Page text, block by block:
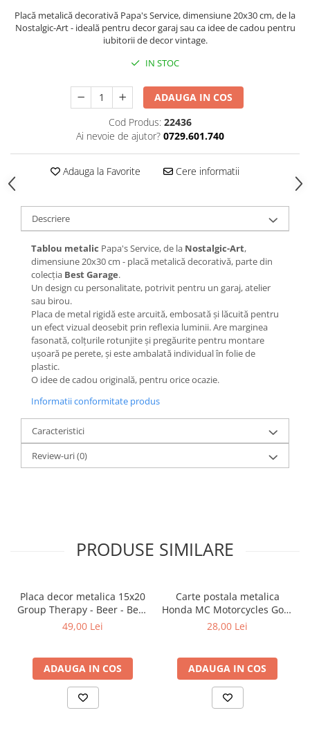
Placă metalică decorativă Papa's Service, dimensiune 20x30 cm, de la
Nostalgic-Art - ideală pentru decor garaj sau ca idee de cadou pentru
iubitorii de decor vintage.
IN STOC
ADAUGA IN COS
Cod Produs: 22436
Ai nevoie de ajutor? 0729.601.740
Adauga la Favorite Cere informatii
Descriere
Tablou metalic Papa's Service, de la Nostalgic-Art,
dimensiune 20x30 cm - placă metalică decorativă, parte din
colecția Best Garage.
Un design cu personalitate, potrivit pentru un garaj, atelier
sau birou.
Placa de metal rigidă este arcuită, embosată și lăcuită pentru
un efect vizual deosebit prin reflexia luminii. Are marginea
fasonată, colțurile rotunjite și pregăurite pentru montare
ușoară pe perete, și este ambalată individual în folie de
plastic.
O idee de cadou originală, pentru orice ocazie.
Informatii conformitate produs
Caracteristici
Review-uri(0)
PRODUSE SIMILARE
Placa decor metalica 15x20
Group Therapy - Beer - Bere
- Terapie de grup
49,00 Lei
ADAUGA IN COS
Carte postala metalica
Honda MC Motorcycles Gold
- Sigla Honda Moto pe
28,00 Lei
ADAUGA IN COS